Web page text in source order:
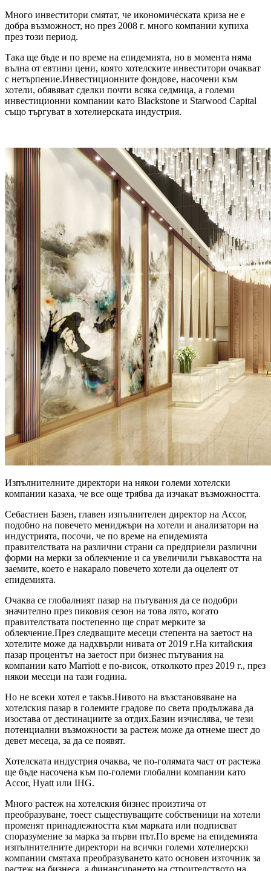
Много инвеститори смятат, че икономическата криза не е
добра възможност, но през 2008 г. много компании купиха
през този период.
Така ще бъде и по време на епидемията, но в момента няма
вълна от евтини цени, която хотелските инвеститори очакват
с нетърпение.Инвестиционните фондове, насочени към
хотели, обявяват сделки почти всяка седмица, а големи
инвестиционни компании като Blackstone и Starwood Capital
също търгуват в хотелиерската индустрия.
Изпълнителните директори на някои големи хотелски
компании казаха, че все още трябва да изчакат възможността.
Себастиен Базен, главен изпълнителен директор на Accor,
подобно на повечето мениджъри на хотели и анализатори на
индустрията, посочи, че по време на епидемията
правителствата на различни страни са предприели различни
форми на мерки за облекчение и са увеличили гъвкавостта на
заемите, което е накарало повечето хотели да оцелеят от
епидемията.
Очаква се глобалният пазар на пътувания да се подобри
значително през пиковия сезон на това лято, когато
правителствата постепенно ще спрат мерките за
облекчение.През следващите месеци степента на заетост на
хотелите може да надхвърли нивата от 2019 г.На китайския
пазар процентът на заетост при бизнес пътувания на
компании като Marriott е по-висок, отколкото през 2019 г., през
някои месеци на тази година.
Но не всеки хотел е такъв.Нивото на възстановяване на
хотелския пазар в големите градове по света продължава да
изостава от дестинациите за отдих.Базин изчислява, че тези
потенциални възможности за растеж може да отнеме шест до
девет месеца, за да се появят.
Хотелската индустрия очаква, че по-голямата част от растежа
ще бъде насочена към по-големи глобални компании като
Accor, Hyatt или IHG.
Много растеж на хотелския бизнес произтича от
преобразуване, тоест съществуващите собственици на хотели
променят принадлежността към марката или подписват
споразумение за марка за първи път.По време на епидемията
изпълнителните директори на всички големи хотелиерски
компании смятаха преобразуването като основен източник за
растеж на бизнеса, а финансирането на строителството на